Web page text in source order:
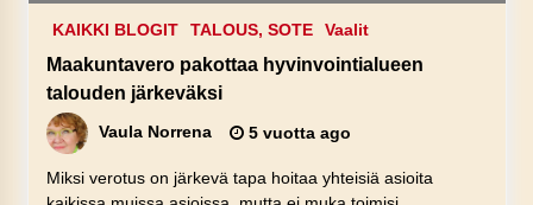
KAIKKI BLOGIT TALOUS, SOTE Vaalit
Maakuntavero pakottaa hyvinvointialueen
talouden järkeväksi
Vaula Norrena 5 vuotta ago
Miksi verotus on järkevä tapa hoitaa yhteisiä asioita